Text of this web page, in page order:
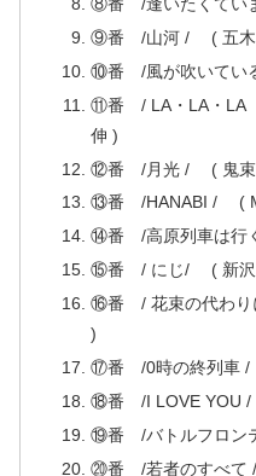
⑨番 /山河 / ( 五
⑩番 /風が吹いて
⑪番 / LA・LA・
伸 )
⑫番 /月光 / ( 鬼
⑬番 /HANABI / (
⑭番 /高原列車は
⑮番 / にじ/ ( 新沢
⑯番 / 花束の代わり
)
⑰番 /0時の終列車
⑱番 /I LOVE
⑲番 /バトルフロ
⑳番 /若者のすべ